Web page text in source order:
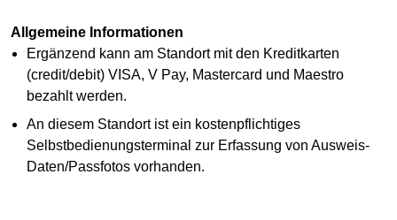
Allgemeine Informationen
Ergänzend kann am Standort mit den Kreditkarten
(credit/debit) VISA, V Pay, Mastercard und Maestro
bezahlt werden.
An diesem Standort ist ein kostenpflichtiges
Selbstbedienungsterminal zur Erfassung von Ausweis-
Daten/Passfotos vorhanden.